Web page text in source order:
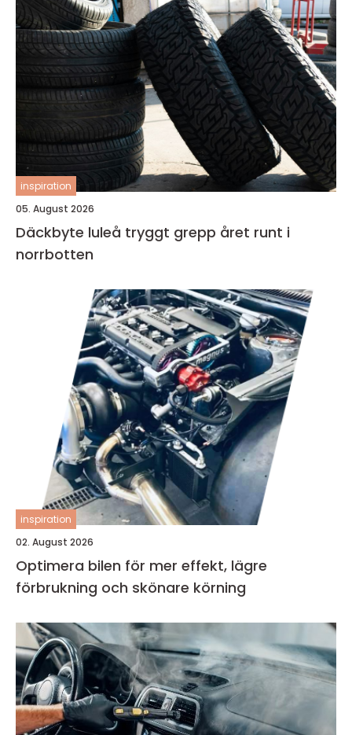
inspiration
05. August 2026
Däckbyte luleå tryggt grepp året runt i
norrbotten
inspiration
02. August 2026
Optimera bilen för mer effekt, lägre
förbrukning och skönare körning